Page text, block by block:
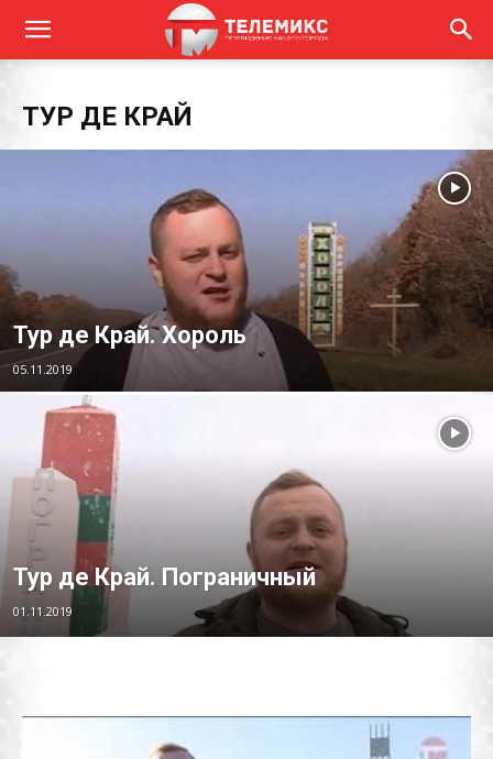
ТУР ДЕ КРАЙ
Тур де Край. Хороль
05.11.2019
Тур де Край. Пограничный
01.11.2019